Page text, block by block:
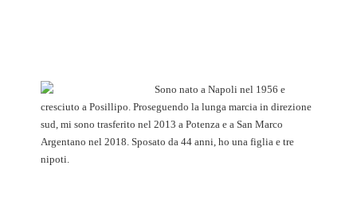
Sono nato a Napoli nel 1956 e
cresciuto a Posillipo. Proseguendo la lunga marcia in direzione
sud, mi sono trasferito nel 2013 a Potenza e a San Marco
Argentano nel 2018. Sposato da 44 anni, ho una figlia e tre
nipoti.